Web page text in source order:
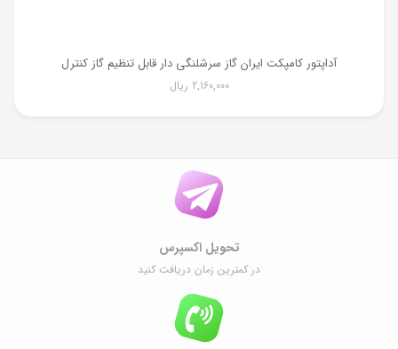
آداپتور کامپکت ایران گاز سرشلنگی دار قابل تنظیم گاز کنترل
2,160,000 ریال
تحویل اکسپرس
در کمترین زمان دریافت کنید